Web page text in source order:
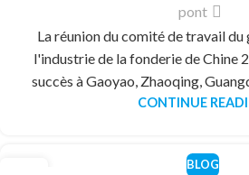
pont
La réunion du comité de travail
l'industrie de la fonderie de Chine
succès à Gaoyao, Zhaoqing,
CONTINUE
BLOG